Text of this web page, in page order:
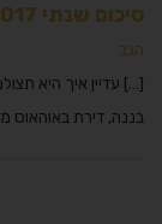
סיכום שנתי 2017 - Karen B
הגב
[…] עדיין איך היא
בננה, דירת באוהאוס